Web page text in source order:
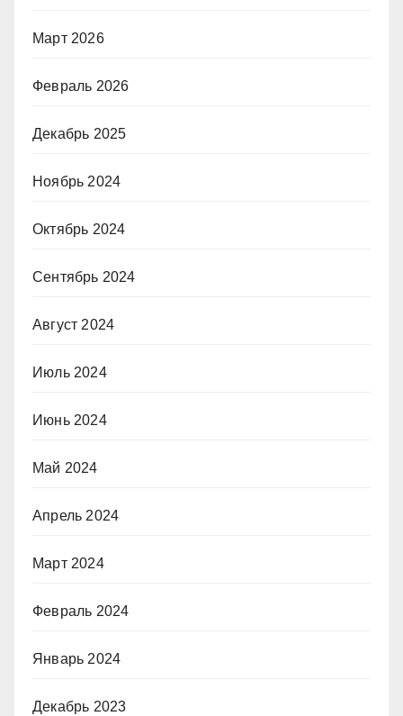
Март 2026
Февраль 2026
Декабрь 2025
Ноябрь 2024
Октябрь 2024
Сентябрь 2024
Август 2024
Июль 2024
Июнь 2024
Май 2024
Апрель 2024
Март 2024
Февраль 2024
Январь 2024
Декабрь 2023